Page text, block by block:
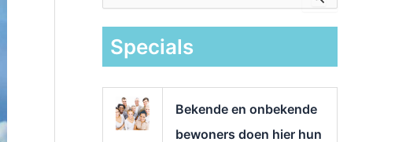
k
Specials
Bekende en onbekende
bewoners doen hier hun